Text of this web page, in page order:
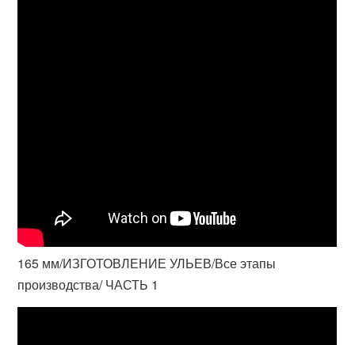
165 мм/ИЗГОТОВЛЕНИЕ УЛЬЕВ/Все этапы
производства/ ЧАСТЬ 1